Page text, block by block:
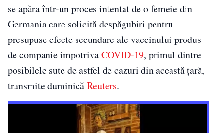
se apăra într-un proces intentat de o femeie din
Germania care solicită despăgubiri pentru
presupuse efecte secundare ale vaccinului produs
de companie împotrivaCOVID-19, primul dintre
posibilele sute de astfel de cazuri din această ţară,
transmite duminicăReuters.